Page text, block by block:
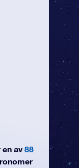
av 88